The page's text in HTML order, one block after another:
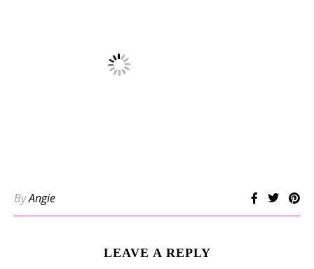
ByAngie
LEAVE A REPLY